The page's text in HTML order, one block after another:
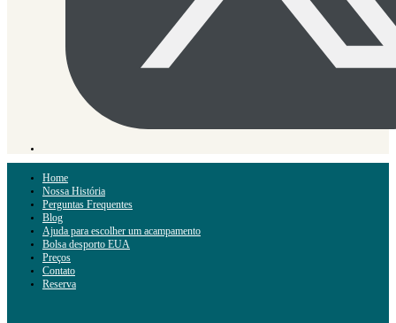
Home
Nossa História
Perguntas Frequentes
Blog
Ajuda para escolher um acampamento
Bolsa desporto EUA
Preços
Contato
Reserva